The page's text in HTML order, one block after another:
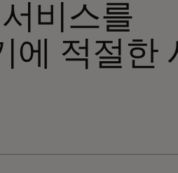
비스를
에 적절한